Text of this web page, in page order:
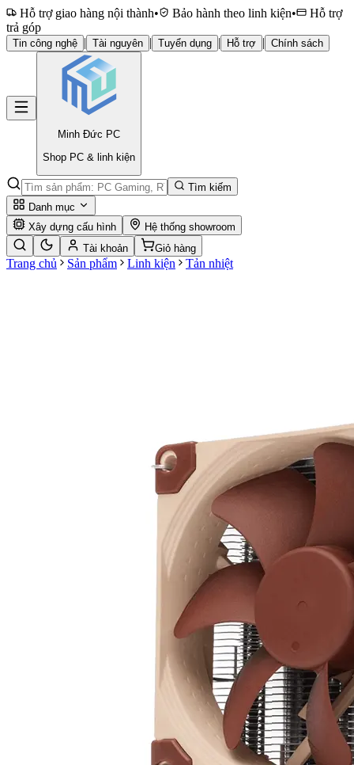
Hỗ trợ giao hàng nội thành• Bảo hành theo linh kiện•
Hỗ trợ
trả góp
Tin công nghệ | Tài nguyên | Tuyển dụng | Hỗ trợ | Chính sách
Minh Đức PC
Shop PC & linh kiện
Tìm kiếm
Danh mục
Xây dựng cấu hình
Hệ thống showroom
Tài khoản
Giỏ hàng
Trang chủ Sản phẩm Linh kiện Tản nhiệt